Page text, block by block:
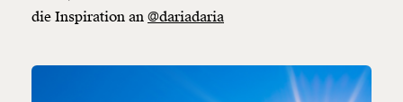
die Inspiration an @dariadaria